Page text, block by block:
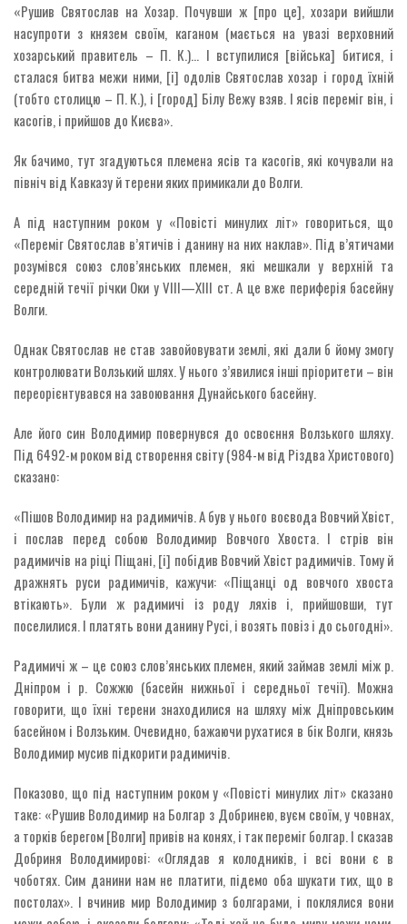
«Рушив Святослав на Хозар. Почувши ж [про це], хозари вийшли
насупроти з князем своїм, каганом (мається на увазі верховний
хозарський правитель – П. К.)… І вступилися [війська] битися, і
сталася битва межи ними, [і] одолів Святослав хозар і город їхній
(тобто столицю – П. К.), і [город] Білу Вежу взяв. І ясів переміг він, і
касогів, і прийшов до Києва».
Як бачимо, тут згадуються племена ясів та касогів, які кочували на
північ від Кавказу й терени яких примикали до Волги.
А під наступним роком у «Повісті минулих літ» говориться, що
«Переміг Святослав в’ятичів і данину на них наклав». Під в’ятичами
розумівся союз слов’янських племен, які мешкали у верхній та
середній течії річки Оки у VIII—XIII ст. А це вже периферія басейну
Волги.
Однак Святослав не став завойовувати землі, які дали б йому змогу
контролювати Волзький шлях. У нього з’явилися інші пріоритети – він
переорієнтувався на завоювання Дунайського басейну.
Але його син Володимир повернувся до освоєння Волзького шляху.
Під 6492-м роком від створення світу (984-м від Різдва Христового)
сказано:
«Пішов Володимир на радимичів. А був у нього воєвода Вовчий Хвіст,
і послав перед собою Володимир Вовчого Хвоста. І стрів він
радимичів на ріці Піщані, [і] побідив Вовчий Хвіст радимичів. Тому й
дражнять руси радимичів, кажучи: «Піщанці од вовчого хвоста
втікають». Були ж радимичі із роду ляхів і, прийшовши, тут
поселилися. І платять вони данину Русі, і возять повіз і до сьогодні».
Радимичі ж – це союз слов’янських племен, який займав землі між р.
Дніпром і р. Сожжю (басейн нижньої і середньої течії). Можна
говорити, що їхні терени знаходилися на шляху між Дніпровським
басейном і Волзьким. Очевидно, бажаючи рухатися в бік Волги, князь
Володимир мусив підкорити радимичів.
Показово, що під наступним роком у «Повісті минулих літ» сказано
таке: «Рушив Володимир на Болгар з Добринею, вуєм своїм, у човнах,
а торків берегом [Волги] привів на конях, і так переміг болгар. І сказав
Добриня Володимирові: «Оглядав я колодників, і всі вони є в
чоботях. Сим данини нам не платити, підемо оба шукати тих, що в
постолах». І вчинив мир Володимир з болгарами, і поклялися вони